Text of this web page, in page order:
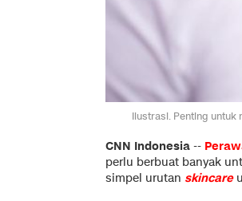
Ilustrasi. Penting
CNN Indonesia --
perlu berbuat banyak
simpel urutan skincare